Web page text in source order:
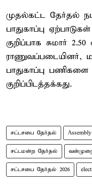
முதல்கட்ட தேர்தல்
பாதுகாப்பு
குறிப்பாக சுமார்
ராணுவப்படையினர்,
பாதுகாப்பு
குறிப்பிடத்தக்கது.
சட்டசபை தேர்தல்
சட்டமன்ற தேர்தல்
சட்டசபை தேர்தல் 2026